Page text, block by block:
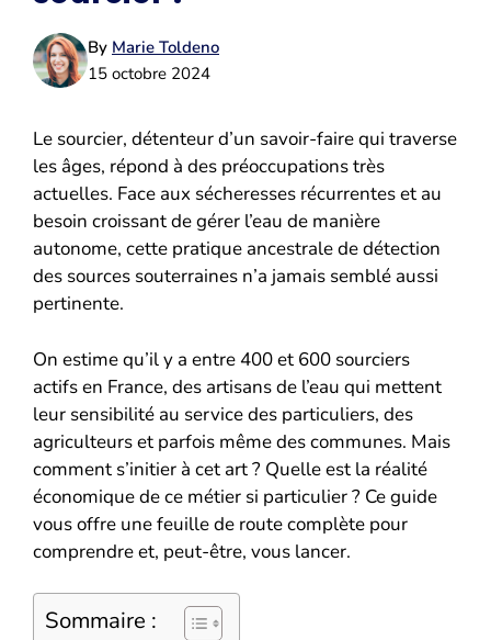
By Marie Toldeno
15 octobre 2024
Le sourcier, détenteur d’un savoir-faire qui traverse
les âges, répond à des préoccupations très
actuelles. Face aux sécheresses récurrentes et au
besoin croissant de gérer l’eau de manière
autonome, cette pratique ancestrale de détection
des sources souterraines n’a jamais semblé aussi
pertinente.
On estime qu’il y a entre 400 et 600 sourciers
actifs en France, des artisans de l’eau qui mettent
leur sensibilité au service des particuliers, des
agriculteurs et parfois même des communes. Mais
comment s’initier à cet art ? Quelle est la réalité
économique de ce métier si particulier ? Ce guide
vous offre une feuille de route complète pour
comprendre et, peut-être, vous lancer.
Sommaire :